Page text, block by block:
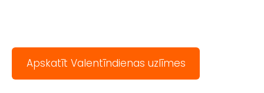
Apskatīt Valentīndienas uzlīmes